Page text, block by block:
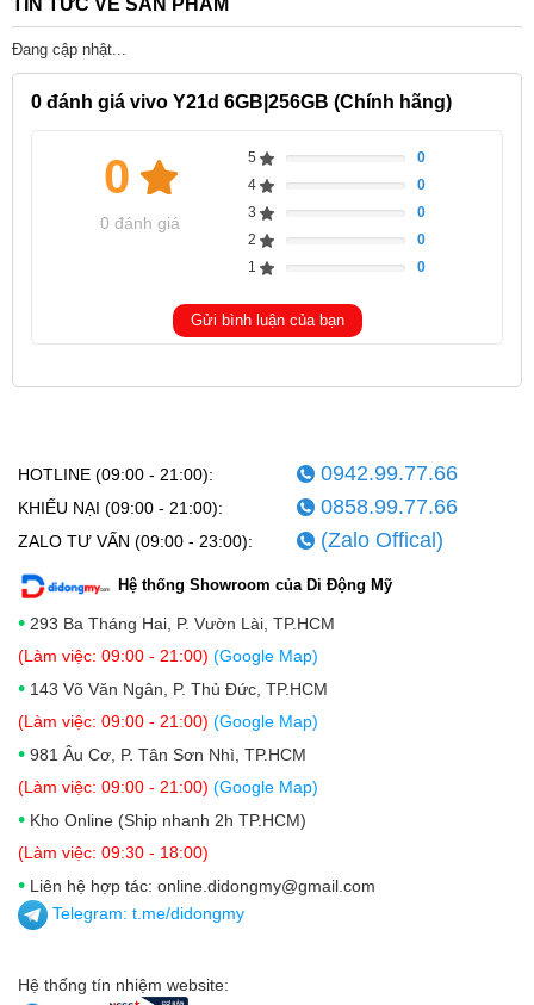
TIN TỨC VỀ SẢN PHẨM
Đang cập nhật...
0 đánh giá vivo Y21d 6GB|256GB (Chính hãng)
0
0 đánh giá
5
0
4
0
3
0
2
0
1
0
Gửi bình luận của bạn
HOTLINE (09:00 - 21:00): 0942.99.77.66
KHIẾU NẠI (09:00 - 21:00): 0858.99.77.66
ZALO TƯ VẤN (09:00 - 23:00): (Zalo Offical)
Hệ thống Showroom của Di Động Mỹ
• 293 Ba Tháng Hai, P. Vườn Lài, TP.HCM
(Làm việc: 09:00 - 21:00) (Google Map)
• 143 Võ Văn Ngân, P. Thủ Đức, TP.HCM
(Làm việc: 09:00 - 21:00) (Google Map)
• 981 Âu Cơ, P. Tân Sơn Nhì, TP.HCM
(Làm việc: 09:00 - 21:00) (Google Map)
• Kho Online (Ship nhanh 2h TP.HCM)
(Làm việc: 09:30 - 18:00)
• Liên hệ hợp tác: online.didongmy@gmail.com
Telegram: t.me/didongmy
Hệ thống tín nhiệm website: